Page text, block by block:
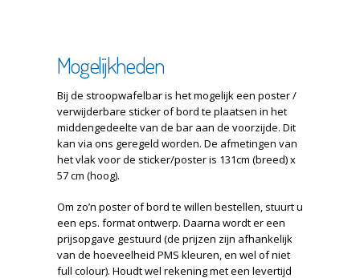
Mogelijkheden
Bij de stroopwafelbar is het mogelijk een poster /
verwijderbare sticker of bord te plaatsen in het
middengedeelte van de bar aan de voorzijde. Dit
kan via ons geregeld worden. De afmetingen van
het vlak voor de sticker/poster is 131cm (breed) x
57 cm (hoog).
Om zo’n poster of bord te willen bestellen, stuurt u
een eps. format ontwerp. Daarna wordt er een
prijsopgave gestuurd (de prijzen zijn afhankelijk
van de hoeveelheid PMS kleuren, en wel of niet
full colour). Houdt wel rekening met een levertijd